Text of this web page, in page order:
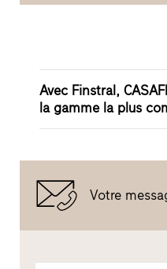
Avec Finstral,
la gamme la plus
Votre